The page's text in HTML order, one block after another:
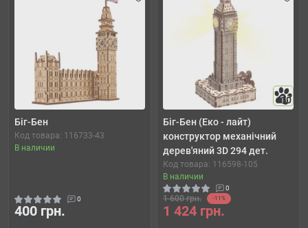
Біг-Бен
Код товара: 116733-43
В наличии
0
400 грн.
10
Біг-Бен (Еко - лайт)
конструктор механічний
дерев'яний 3D 294 дет.
Код товара: 116598-105
В наличии
0
1 600 грн. -11%
1 424 грн.